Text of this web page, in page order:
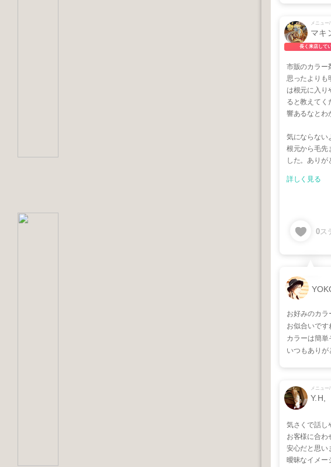
マキ
長く来店して
市販のカラー
思ったよりも
は根元に入り
ると教えてく
響あるなとわ
気にならない
根元から毛先
した。ありが
詳しく見る
0ス
お好みのカラ
お似合いです
カラーは簡
いつもあり
メニュー
Y.H,
気さくで話し
お客様に合わ
安心だと思い
曖昧なイメー